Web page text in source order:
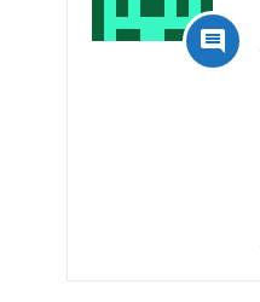
